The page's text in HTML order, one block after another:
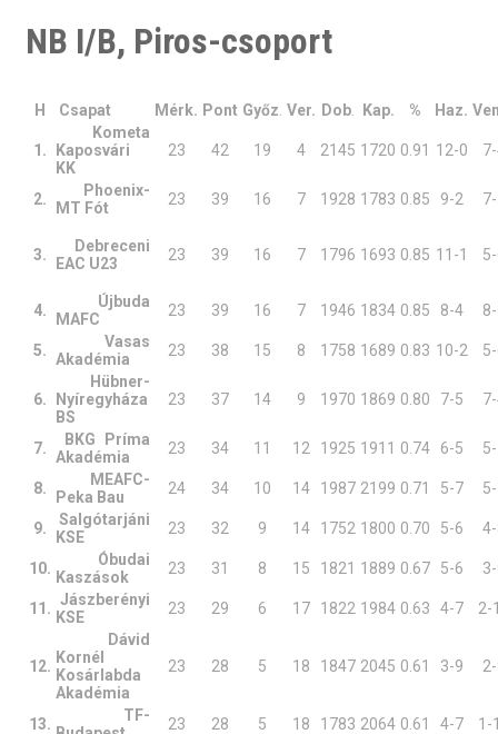
NB I/B, Piros-csoport
H Csapat Mérk. Pont Győz Ver. Dob Kap. % Haz.
1.
Kometa
Kaposvári
KK
23 42 19 4 2145 1720 0.91 12-0
2.
Phoenix-
MT Fót
23 39 16 7 1928 1783 0.85 9-2
3.
Debreceni
EAC U23
23 39 16 7 1796 1693 0.85 11-1
4.
Újbuda
MAFC
23 39 16 7 1946 1834 0.85 8-4
5.
Vasas
Akadémia
23 38 15 8 1758 1689 0.83 10-2
6.
Hübner-
Nyíregyháza
BS
23 37 14 9 1970 1869 0.80 7-5
7.
BKG Príma
Akadémia
23 34 11 12 1925 1911 0.74 6-5
8.
MEAFC-
Peka Bau
24 34 10 14 1987 2199 0.71 5-7
9.
Salgótarjáni
KSE
23 32 9 14 1752 1800 0.70 5-6
10.
Óbudai
Kaszások
23 31 8 15 1821 1889 0.67 5-6
11. Jászberényi
KSE
23 29 6 17 1822 1984 0.63 4-7 2-
12.
Dávid
Kornél
Kosárlabda
Akadémia
23 28 5 18 1847 2045 0.61 3-9
13.
TF-
23 28 5 18 1783 2064 0.61 4-7 1-